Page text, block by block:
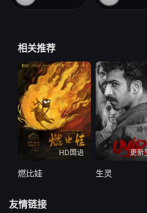
相关推荐
HD国语
燃比娃
更新
生灵
友情链接